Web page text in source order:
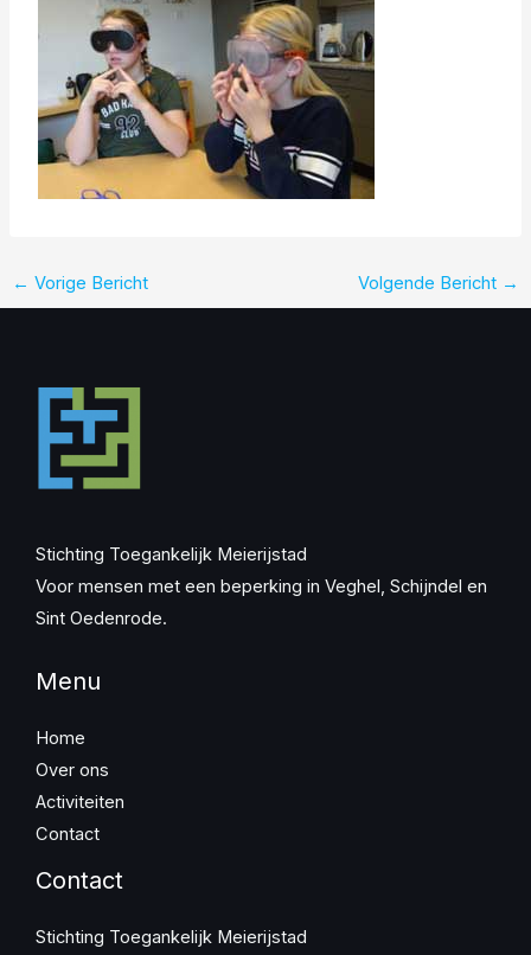
← Vorige Bericht Volgende Bericht →
Stichting Toegankelijk Meierijstad
Voor mensen met een beperking in Veghel, Schijndel en
Sint Oedenrode.
Menu
Home
Over ons
Activiteiten
Contact
Contact
Stichting Toegankelijk Meierijstad